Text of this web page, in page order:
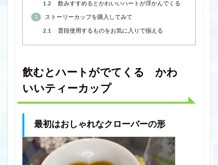
1.2 飲みすすめるとかわいいハートが浮かんでくる
2 ストーリーカップを購入してみて
2.1 普段使用するものをお気に入りで揃える
飲むとハートがでてくる かわ
いいティーカップ
最初はおしゃれなクローバーの形